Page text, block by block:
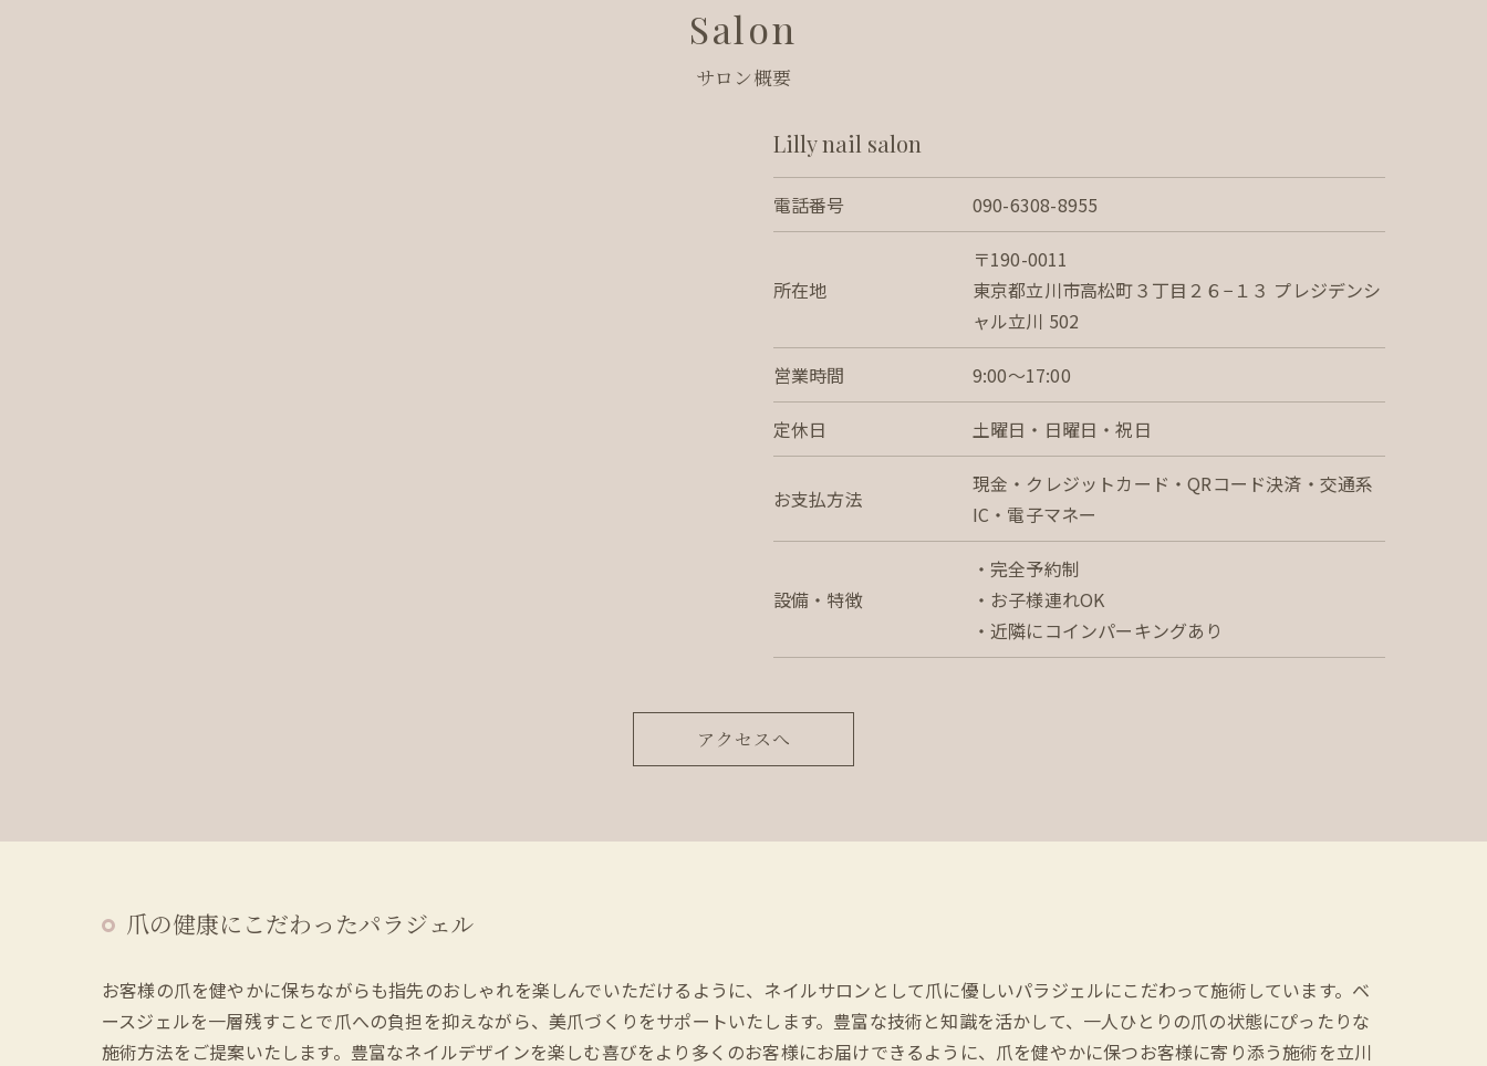
サロン概要
Salon
Lilly nail salon
電話番号 090-6308-8955
所在地
〒190-0011
東京都立川市高松町３丁目２６−１３ プレジデンシ
ャル立川 502
営業時間 9:00～17:00
定休日 土曜日・日曜日・祝日
お支払方法
現金・クレジットカード・QRコード決済・交通系
IC・電子マネー
設備・特徴
・完全予約制
・お子様連れOK
・近隣にコインパーキングあり
アクセスへ
爪の健康にこだわったパラジェル
お客様の爪を健やかに保ちながらも指先のおしゃれを楽しんでいただけるように、ネイルサロンとして爪に優しいパラジェルにこだわって施術しています。ベ
ースジェルを一層残すことで爪への負担を抑えながら、美爪づくりをサポートいたします。豊富な技術と知識を活かして、一人ひとりの爪の状態にぴったりな
施術方法をご提案いたします。豊富なネイルデザインを楽しむ喜びをより多くのお客様にお届けできるように、爪を健やかに保つお客様に寄り添う施術を立川